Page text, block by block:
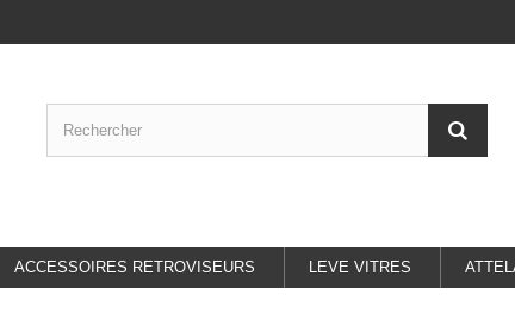
ACCESSOIRES RETROVISEURS LEVE VITRES